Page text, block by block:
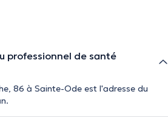
professionnel de santé
86 à Sainte-Ode est l'adresse du